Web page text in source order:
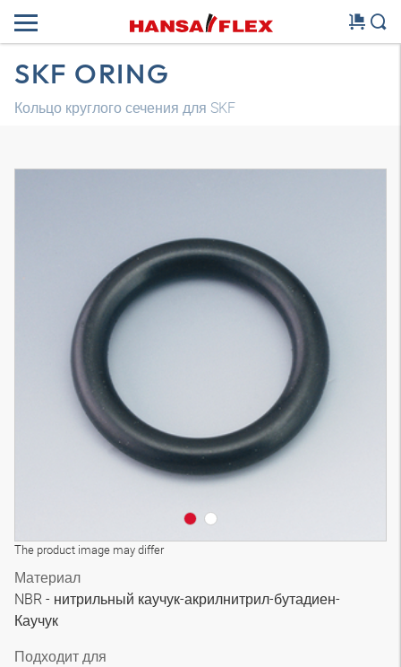
SKF ORING
Кольцо круглого сечения для SKF
The product image may differ
Материал
NBR - нитрильный каучук-акрилнитрил-бутадиен-
Каучук
Подходит для